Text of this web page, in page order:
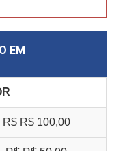
EM
R$ R$ 100,00